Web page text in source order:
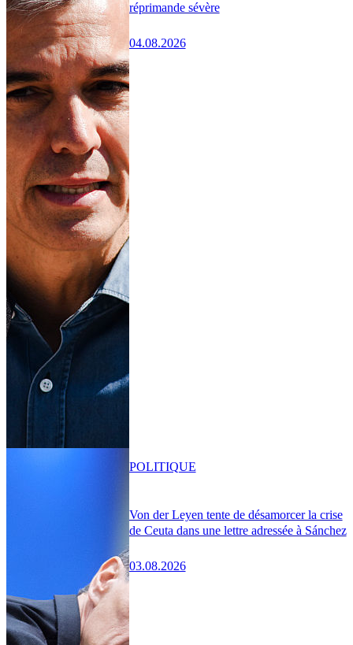
réprimande sévère
04.08.2026
Von der Leyen tente de désamorcer la crise
de Ceuta dans une lettre adressée à Sánchez
03.08.2026
POLITIQUE